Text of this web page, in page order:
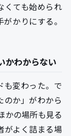
くても始められ
かりにする。
かわからない
も変わった。で
のか」がわから
かの場所も見る
がよく詰まる場